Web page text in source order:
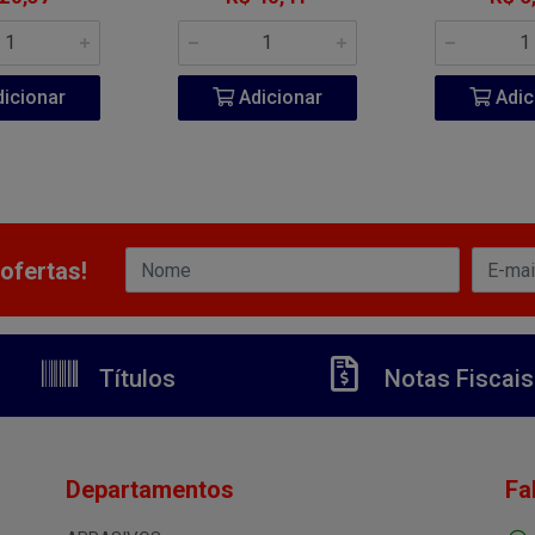
Adicionar
Títulos Notas Fiscais
Departamentos